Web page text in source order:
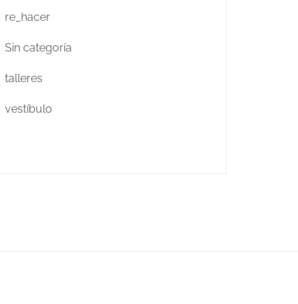
re_hacer
Sin categoría
talleres
vestíbulo